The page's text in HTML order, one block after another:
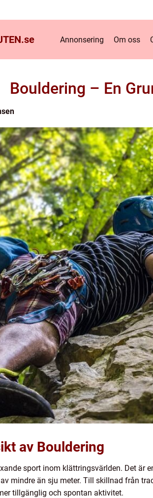
se Annonsering Om oss
Bouldering – En
av Bouldering
sport inom klättringsvärlden. Det
mindre än sju meter. Till skillnad från
tillgänglig och spontan aktivitet.